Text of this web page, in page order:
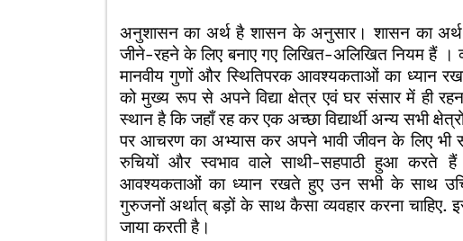
अनुशासन का अर्थ है शासन के अनुसार। शासन का
जीने-रहने के लिए बनाए गए लिखित-अलिखित नियम हैं ।
मानवीय गुणों और स्थितिपरक आवश्यकताओं का ध्यान
को मुख्य रूप से अपने विद्या क्षेत्र एवं घर संसार में ही रहना
स्थान है कि जहाँ रह कर एक अच्छा विद्यार्थी अन्य सभी
पर आचरण का अभ्यास कर अपने भावी जीवन के लिए भी
रुचियों और स्वभाव वाले साथी-सहपाठी हुआ करते
आवश्यकताओं का ध्यान रखते हुए उन सभी के साथ
गुरुजनों अर्थात् बड़ों के साथ कैसा व्यवहार करना चाहिए.
जाया करती है।